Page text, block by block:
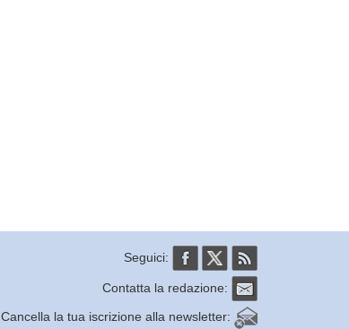
Seguici:
Contatta la redazione:
Cancella la tua iscrizione alla newsletter: